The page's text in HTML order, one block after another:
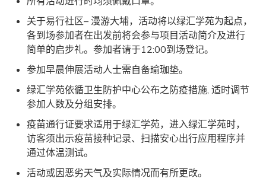
关于易行社区– 漫游大埔，活动将以绿汇学苑为起点，
各到场参加者在出发前将会参与项目活动简介及进行
简单的启步礼。参加者请于12:00到场登记。
参加早晨伸展活动人士需自备瑜珈垫。
绿汇学苑依循卫生防护中心公布之防疫措施, 适时调节
参加人数及分组安排。
疫苗通行证要求适用于绿汇学苑，进入绿汇学苑时，
访客须出示疫苗接种记录、扫描安心出行应用程序并
通过体温测试。
活动或因恶劣天气及实际情况而有所更改。